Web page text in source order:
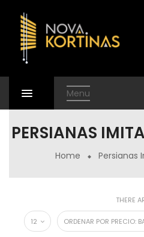
Menu
PERSIANAS
Home Persianas
THERE
ORDENAR POR PRECIO:
12